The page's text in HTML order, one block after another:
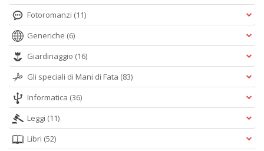
Fotoromanzi (11)
Generiche (6)
Giardinaggio (16)
Gli speciali di Mani di Fata (83)
Informatica (36)
Leggi (11)
Libri (52)